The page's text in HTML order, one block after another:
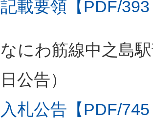
記載要領【PDF/
なにわ筋線中之島
日公告）
入札公告【PDF/